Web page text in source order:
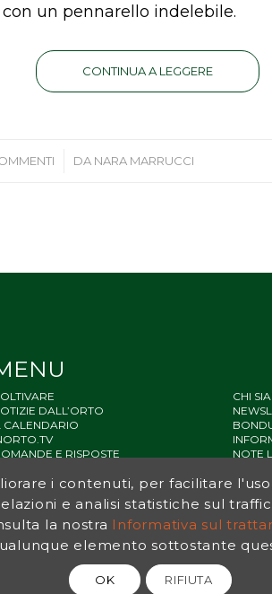
un pennarello indelebile.
CONTINUA A LEGGERE
/ DA NARA MARRUCCI
DALL’ORTO
CALENDARIO
E RISPOSTE
CHI
NOTE
© 2026 Bonduelle InOrto
i contenuti, per facilitare
e analisi statistiche sul
la nostra Informativa sul
elemento sottostante
OK RIFIUTA